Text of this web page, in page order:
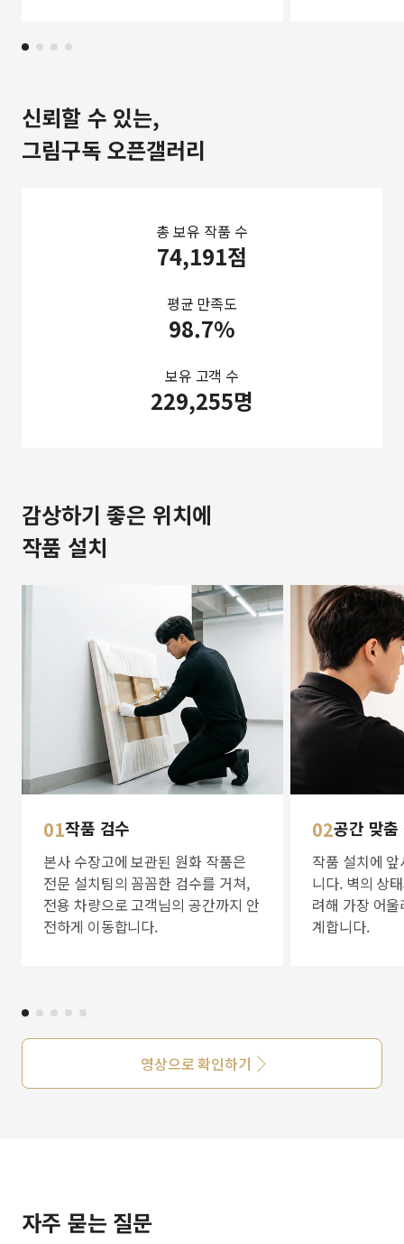
신뢰할 수 있는,
그림구독 오픈갤러리
총 보유 작품 수
74,191점
평균 만족도
98.7%
보유 고객 수
229,255명
감상하기 좋은 위치에
작품 설치
01작품 검수
본사 수장고에 보관된 원화 작품은
전문 설치팀의 꼼꼼한 검수를 거쳐,
전용 차량으로 고객님의 공간까지 안
전하게 이동합니다.
02공간 맞
작품 설치에
니다. 벽의 상
려해 가장 어
계합니다.
영상으로 확인하기
자주 묻는 질문